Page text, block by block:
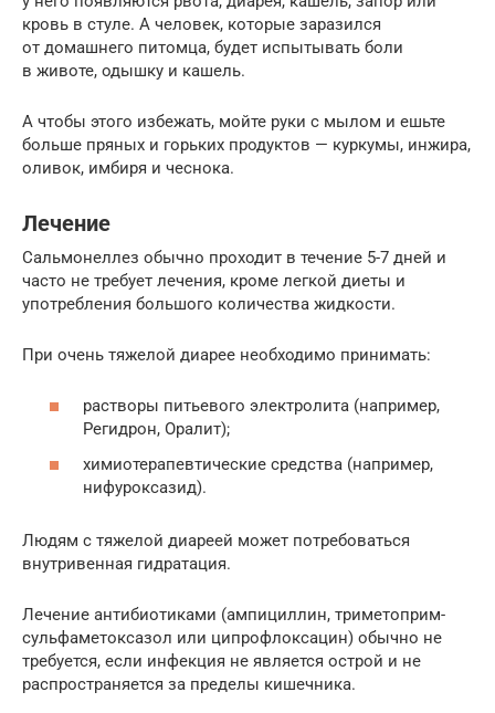
кровь в стуле. А человек, которые заразился
от домашнего питомца, будет испытывать боли
в животе, одышку и кашель.
А чтобы этого избежать, мойте руки с мылом и ешьте
больше пряных и горьких продуктов — куркумы, инжира,
оливок, имбиря и чеснока.
Лечение
Сальмонеллез обычно проходит в течение 5-7 дней и
часто не требует лечения, кроме легкой диеты и
употребления большого количества жидкости.
При очень тяжелой диарее необходимо принимать:
растворы питьевого электролита (например,
Регидрон, Оралит);
химиотерапевтические средства (например,
нифуроксазид).
Людям с тяжелой диареей может потребоваться
внутривенная гидратация.
Лечение антибиотиками (ампициллин, триметоприм-
сульфаметоксазол или ципрофлоксацин) обычно не
требуется, если инфекция не является острой и не
распространяется за пределы кишечника.